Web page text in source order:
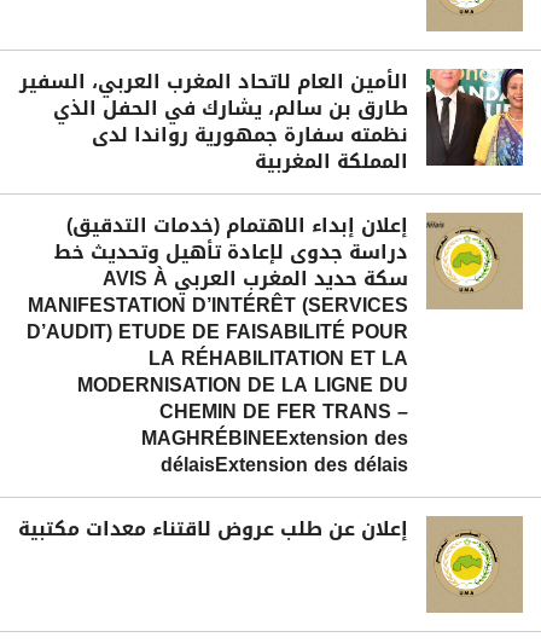
الأمين العام لاتحاد المغرب العربي، السفير
طارق بن سالم، يشارك في الحفل الذي
نظمته سفارة جمهورية رواندا لدى
المملكة المغربية
إعلان إبداء الاهتمام (خدمات التدقيق)
دراسة جدوى لإعادة تأهيل وتحديث خط
سكة حديد المغرب العربي AVIS À
MANIFESTATION D’INTÉRÊT (SERVICES
D’AUDIT) ETUDE DE FAISABILITÉ POUR
LA RÉHABILITATION ET LA
MODERNISATION DE LA LIGNE DU
CHEMIN DE FER TRANS –
MAGHRÉBINEExtension des
délaisExtension des délais
إعلان عن طلب عروض لاقتناء معدات مكتبية